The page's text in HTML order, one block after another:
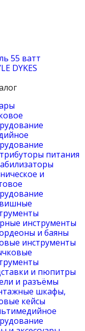
55 ватт
DYKES
питания
и
инструменты
и баяны
инструменты
и пюпитры
и разъёмы
шкафы,
кейсы